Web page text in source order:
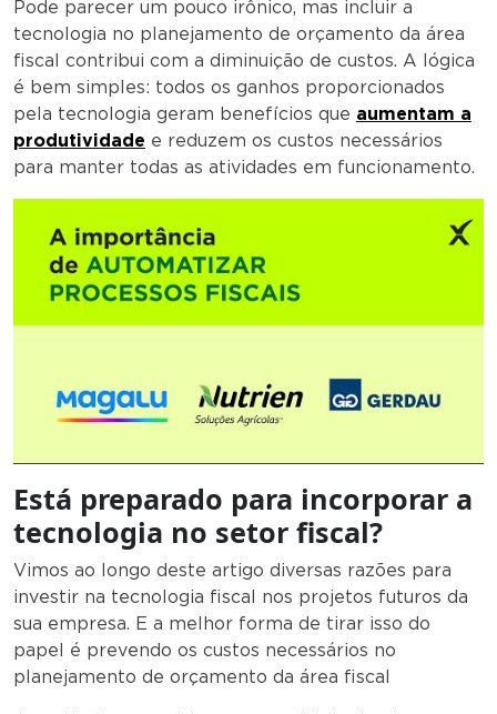
Pode parecer um pouco irônico, mas incluir a
tecnologia no planejamento de orçamento da área
fiscal contribui com a diminuição de custos. A lógica
é bem simples: todos os ganhos proporcionados
pela tecnologia geram benefícios que aumentam a
produtividade e reduzem os custos necessários
para manter todas as atividades em funcionamento.
Está preparado para incorporar a
tecnologia no setor fiscal?
Vimos ao longo deste artigo diversas razões para
investir na tecnologia fiscal nos projetos futuros da
sua empresa. E a melhor forma de tirar isso do
papel é prevendo os custos necessários no
planejamento de orçamento da área fiscal